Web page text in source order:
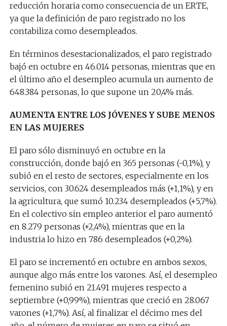
reducción horaria como consecuencia de un ERTE,
ya que la definición de paro registrado no los
contabiliza como desempleados.
En términos desestacionalizados, el paro registrado
bajó en octubre en 46.014 personas, mientras que en
el último año el desempleo acumula un aumento de
648.384 personas, lo que supone un 20,4% más.
AUMENTA ENTRE LOS JÓVENES Y SUBE MENOS
EN LAS MUJERES
El paro sólo disminuyó en octubre en la
construcción, donde bajó en 365 personas (-0,1%), y
subió en el resto de sectores, especialmente en los
servicios, con 30.624 desempleados más (+1,1%), y en
la agricultura, que sumó 10.234 desempleados (+5,7%).
En el colectivo sin empleo anterior el paro aumentó
en 8.279 personas (+2,4%), mientras que en la
industria lo hizo en 786 desempleados (+0,2%).
El paro se incrementó en octubre en ambos sexos,
aunque algo más entre los varones. Así, el desempleo
femenino subió en 21.491 mujeres respecto a
septiembre (+0,99%), mientras que creció en 28.067
varones (+1,7%). Así, al finalizar el décimo mes del